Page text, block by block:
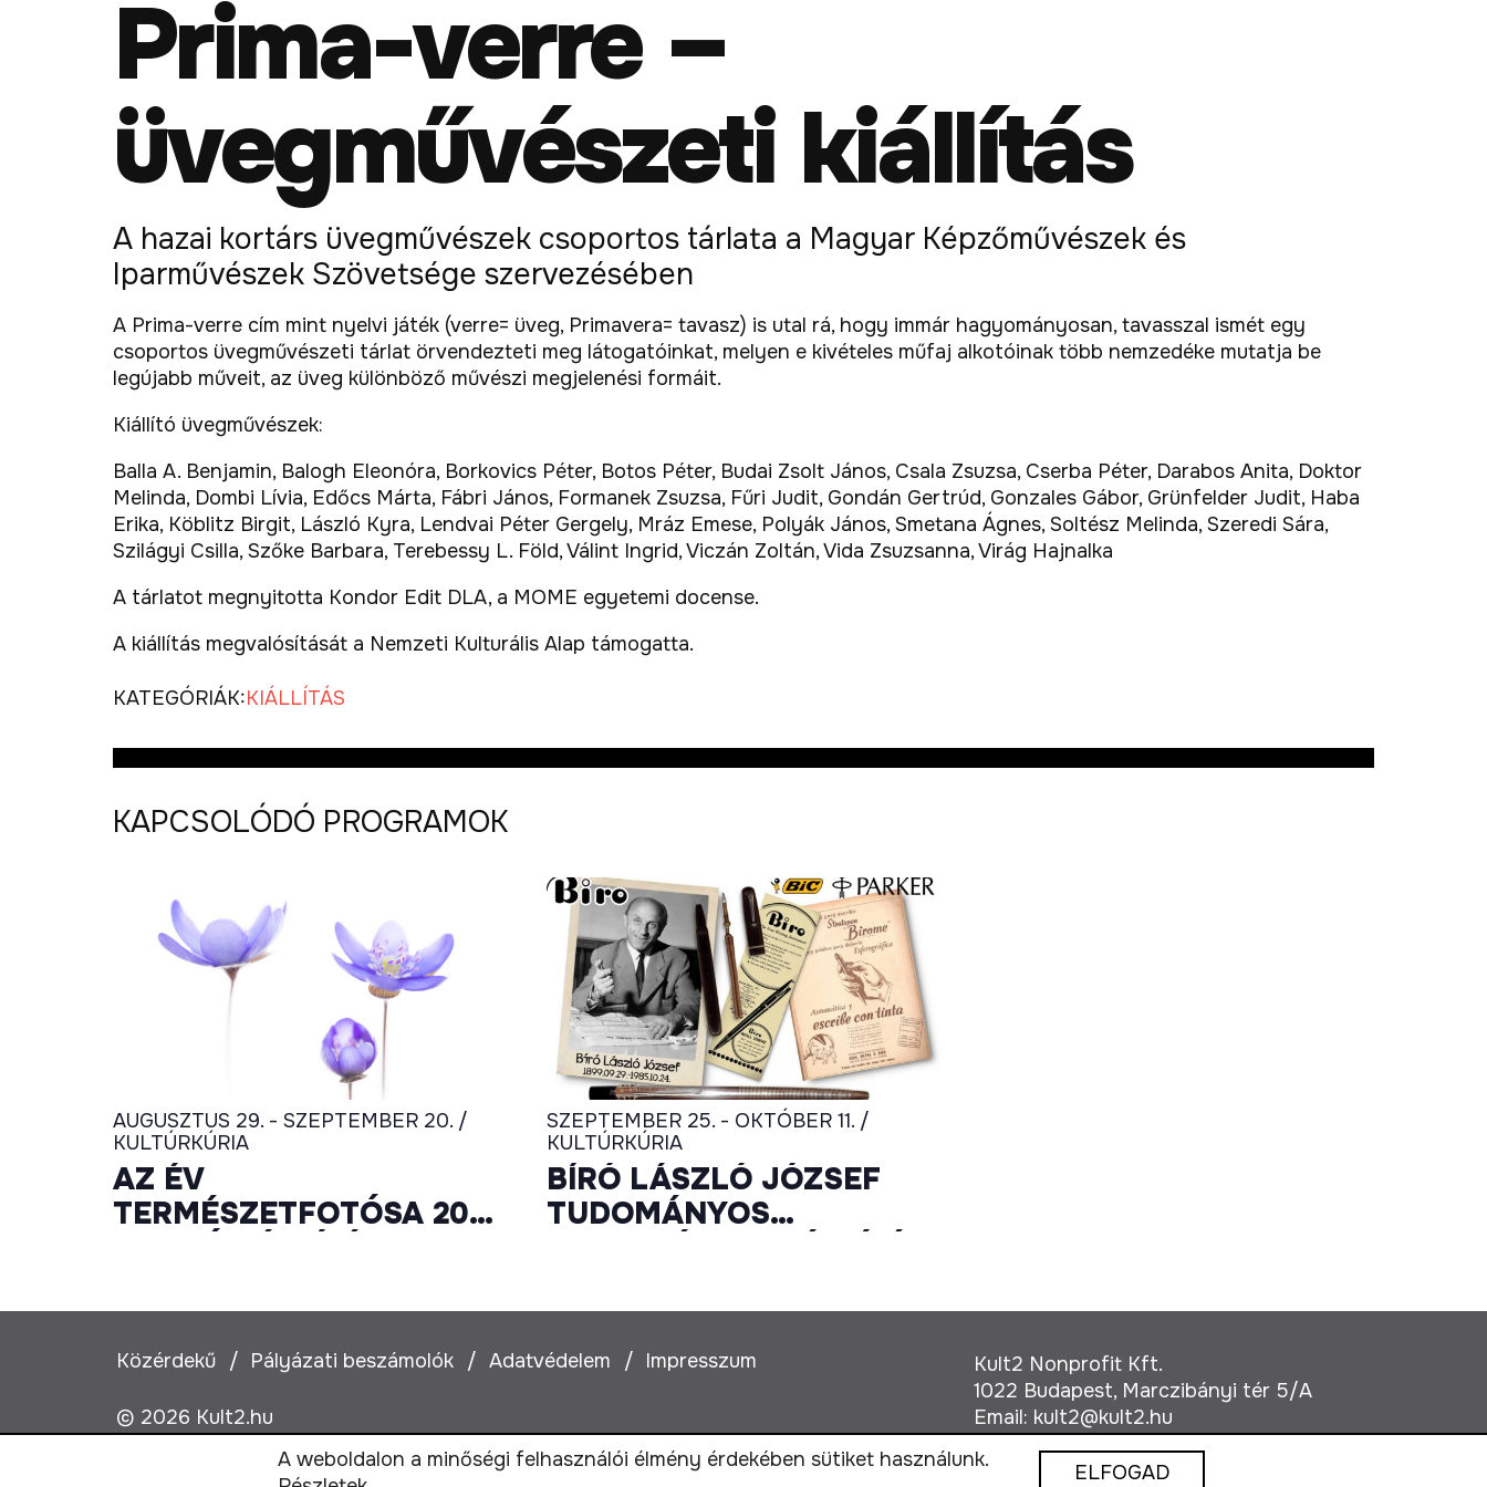
Prima-verre –
üvegművészeti kiállítás
A hazai kortárs üvegművészek csoportos tárlata a Magyar Képzőművészek és
Iparművészek Szövetsége szervezésében
A Prima-verre cím mint nyelvi játék (verre= üveg, Primavera= tavasz) is utal rá, hogy immár hagyományosan, tavasszal ismét egy
csoportos üvegművészeti tárlat örvendezteti meg látogatóinkat, melyen e kivételes műfaj alkotóinak több nemzedéke mutatja be
legújabb műveit, az üveg különböző művészi megjelenési formáit.
Kiállító üvegművészek:
Balla A. Benjamin, Balogh Eleonóra, Borkovics Péter, Botos Péter, Budai Zsolt János, Csala Zsuzsa, Cserba Péter, Darabos Anita, Doktor
Melinda, Dombi Lívia, Edőcs Márta, Fábri János, Formanek Zsuzsa, Fűri Judit, Gondán Gertrúd, Gonzales Gábor, Grünfelder Judit, Haba
Erika, Köblitz Birgit, László Kyra, Lendvai Péter Gergely, Mráz Emese, Polyák János, Smetana Ágnes, Soltész Melinda, Szeredi Sára,
Szilágyi Csilla, Szőke Barbara, Terebessy L. Föld, Válint Ingrid, Viczán Zoltán, Vida Zsuzsanna, Virág Hajnalka
A tárlatot megnyitotta Kondor Edit DLA, a MOME egyetemi docense.
A kiállítás megvalósítását a Nemzeti Kulturális Alap támogatta.
KATEGÓRIÁK:KIÁLLÍTÁS
KAPCSOLÓDÓ PROGRAMOK
AUGUSZTUS 29. - SZEPTEMBER 20. /
KULTÚRKÚRIA
AZ ÉV
TERMÉSZETFOTÓSA 2025
SZEPTEMBER 25. - OKTÓBER 11. /
KULTÚRKÚRIA
BÍRÓ LÁSZLÓ JÓZSEF
TUDOMÁNYOS
Közérdekű Pályázati beszámolók Adatvédelem Impresszum
© 2026 Kult2.hu
Kult2 Nonprofit Kft.
1022 Budapest, Marczibányi tér 5/A
Email: kult2@kult2.hu
A weboldalon a minőségi felhasználói élmény érdekében sütiket használunk.
ELFOGAD